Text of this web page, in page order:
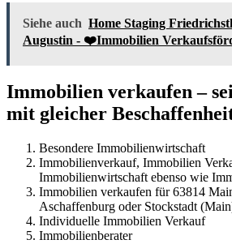
Siehe auch Home Staging
Augustin - ❤️Immobilien
Immobilien verkaufen –
mit gleicher
Besondere Immobilienwirtschaft
Immobilienverkauf, Immobilien
Immobilienwirtschaft ebenso wie
Immobilien verkaufen für 63814
Aschaffenburg oder Stockstadt
Individuelle Immobilien Verkauf
Immobilienberater